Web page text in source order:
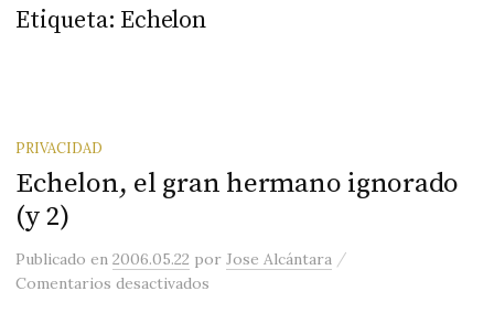
Etiqueta: Echelon
PRIVACIDAD
Echelon, el gran hermano ignorado
(y 2)
Publicadoen2006.05.22 porJose Alcántara /
Comentarios desactivados